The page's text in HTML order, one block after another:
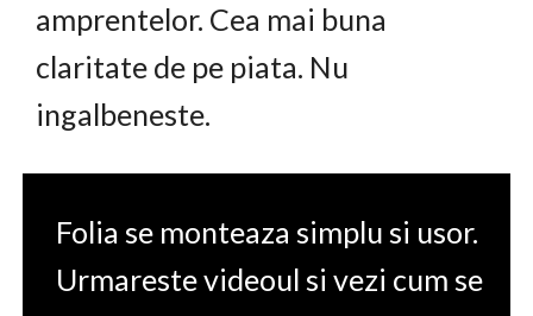
amprentelor. Cea mai buna
claritate de pe piata. Nu
ingalbeneste.
Folia se monteaza simplu si usor.
Urmareste videoul si vezi cum se